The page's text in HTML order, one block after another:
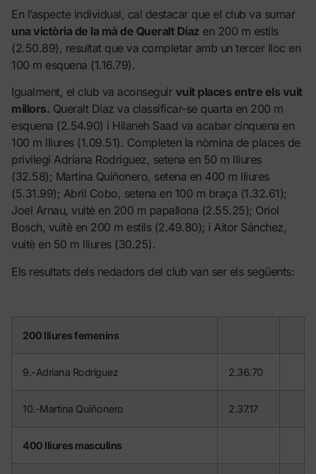
En l’aspecte individual, cal destacar que el club va sumar
una victòria de la mà de Queralt Díaz en 200 m estils
(2.50.89), resultat que va completar amb un tercer lloc en
100 m esquena (1.16.79).
Igualment, el club va aconseguir vuit places entre els vuit
millors. Queralt Díaz va classificar-se quarta en 200 m
esquena (2.54.90) i Hilaneh Saad va acabar cinquena en
100 m lliures (1.09.51). Completen la nòmina de places de
privilegi Adriana Rodríguez, setena en 50 m lliures
(32.58); Martina Quiñonero, setena en 400 m lliures
(5.31.99); Abril Cobo, setena en 100 m braça (1.32.61);
Joel Arnau, vuitè en 200 m papallona (2.55.25); Oriol
Bosch, vuitè en 200 m estils (2.49.80); i Aitor Sánchez,
vuitè en 50 m lliures (30.25).
Els resultats dels nedadors del club van ser els següents:
200 lliures femenins
9.-Adriana Rodríguez 2.36.70
10.-Martina Quiñonero 2.37.17
400 lliures masculins